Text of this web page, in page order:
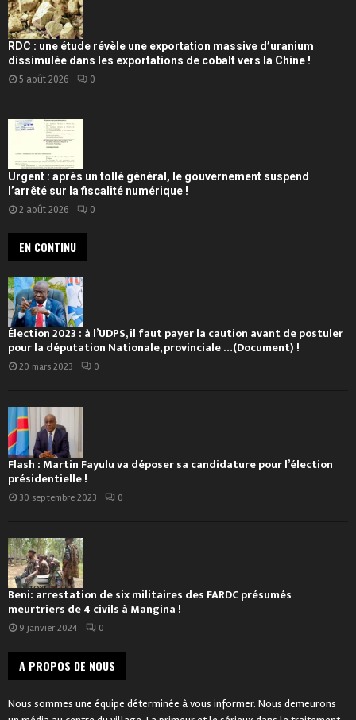
RDC : une étude révèle une exportation massive d’uranium
dissimulée dans les exportations de cobalt vers la Chine !
5 août 2026 0
Urgent : après un tollé général, le gouvernement suspend
l’arrêté sur la fiscalité numérique !
2 août 2026 0
EN CONTINU
Élection 2023 : à l’UDPS, il faut payer la caution avant de postuler
pour la députation Nationale, provinciale …(Document) !
20 mars 2023 0
Flash : Martin Fayulu va déposer sa candidature pour l’élection
présidentielle !
30 septembre 2023 0
Beni: arrestation de six militaires des FARDC présumés
meurtriers de 4 civils à Mangina !
9 janvier 2024 0
A PROPOS DE NOUS
Nous sommes une équipe déterminée à vous informer. Nous demeurons